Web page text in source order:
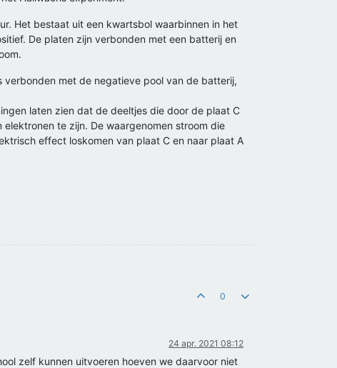
Het bestaat uit een kwartsbol waarbinnen in het
De platen zijn verbonden met een batterij en
met de negatieve pool van de batterij,
laten zien dat de deeltjes die door de plaat C
te zijn. De waargenomen stroom die
effect loskomen van plaat C en naar plaat A
0
24 apr. 2021 08:12
zelf kunnen uitvoeren hoeven we daarvoor niet